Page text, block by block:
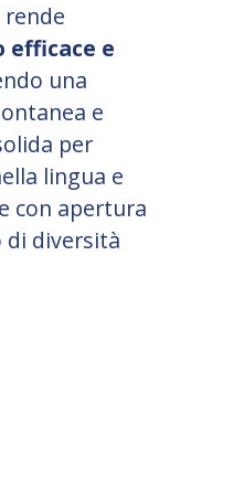
e
una
e
per
lingua e
con apertura
di diversità